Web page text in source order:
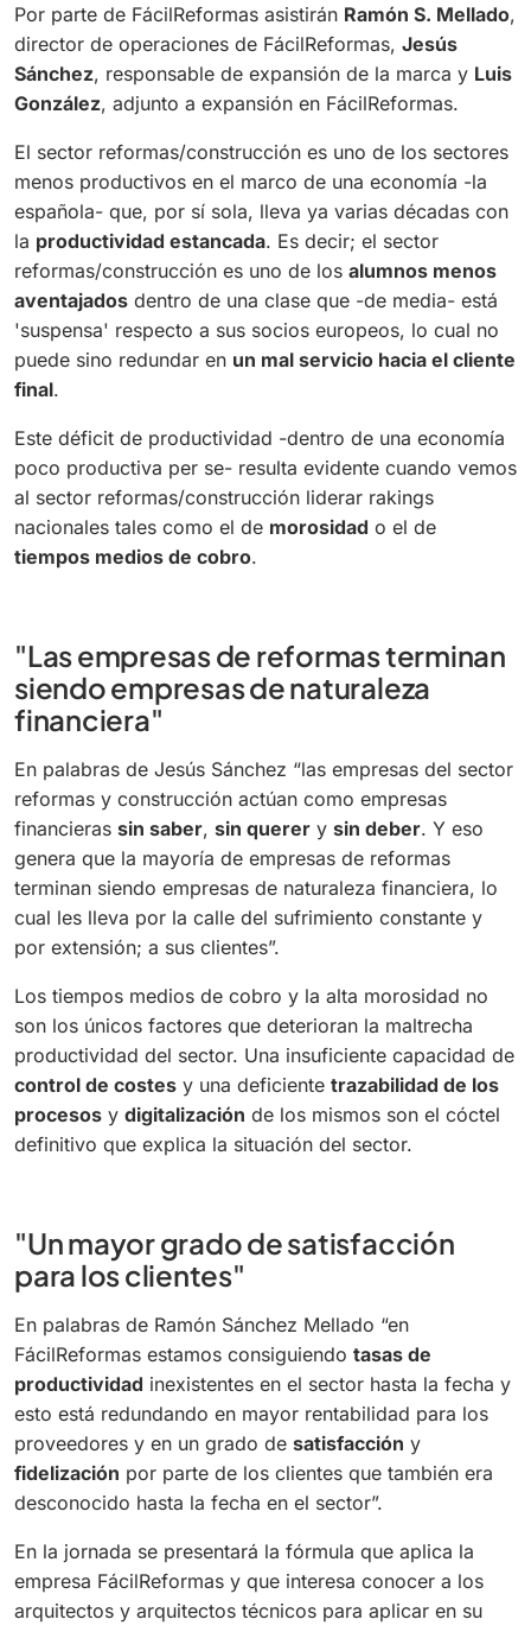
Por parte de FácilReformas asistirán Ramón S. Mellado,
director de operaciones de FácilReformas, Jesús
Sánchez, responsable de expansión de la marca y Luis
González, adjunto a expansión en FácilReformas.
El sector reformas/construcción es uno de los sectores
menos productivos en el marco de una economía -la
española- que, por sí sola, lleva ya varias décadas con
la productividad estancada. Es decir; el sector
reformas/construcción es uno de los alumnos menos
aventajados dentro de una clase que -de media- está
'suspensa' respecto a sus socios europeos, lo cual no
puede sino redundar en un mal servicio hacia el cliente
final.
Este déficit de productividad -dentro de una economía
poco productiva per se- resulta evidente cuando vemos
al sector reformas/construcción liderar rakings
nacionales tales como el de morosidad o el de
tiempos medios de cobro.
"Las empresas de reformas terminan
siendo empresas de naturaleza
financiera"
En palabras de Jesús Sánchez “las empresas del sector
reformas y construcción actúan como empresas
financieras sin saber, sin querer y sin deber. Y eso
genera que la mayoría de empresas de reformas
terminan siendo empresas de naturaleza financiera, lo
cual les lleva por la calle del sufrimiento constante y
por extensión; a sus clientes”.
Los tiempos medios de cobro y la alta morosidad no
son los únicos factores que deterioran la maltrecha
productividad del sector. Una insuficiente capacidad de
control de costes y una deficiente trazabilidad de los
procesos y digitalización de los mismos son el cóctel
definitivo que explica la situación del sector.
"Un mayor grado de satisfacción
para los clientes"
En palabras de Ramón Sánchez Mellado “en
FácilReformas estamos consiguiendo tasas de
productividad inexistentes en el sector hasta la fecha y
esto está redundando en mayor rentabilidad para los
proveedores y en un grado de satisfacción y
fidelización por parte de los clientes que también era
desconocido hasta la fecha en el sector”.
En la jornada se presentará la fórmula que aplica la
empresa FácilReformas y que interesa conocer a los
arquitectos y arquitectos técnicos para aplicar en su